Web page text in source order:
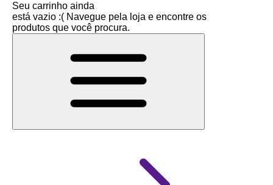
Seu carrinho ainda
está vazio :( Navegue pela loja e encontre os
produtos que você procura.